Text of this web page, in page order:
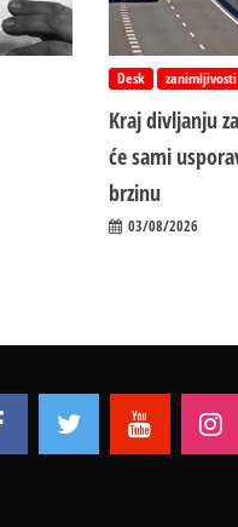
Desk zanimljivosti
Kraj divljanju
će sami
brzinu
03/08/2026